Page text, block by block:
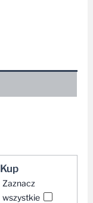
Kup
Zaznacz
wszystkie